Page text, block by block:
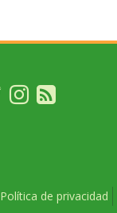
Política de privacidad